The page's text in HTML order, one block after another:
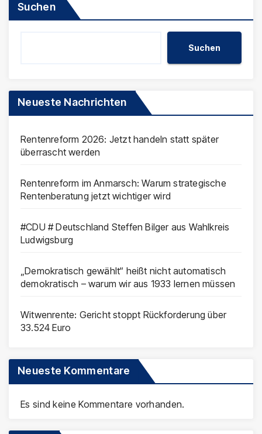
Suchen
Suchen
Neueste Nachrichten
Rentenreform 2026: Jetzt handeln statt später
überrascht werden
Rentenreform im Anmarsch: Warum strategische
Rentenberatung jetzt wichtiger wird
#CDU # Deutschland Steffen Bilger aus Wahlkreis
Ludwigsburg
„Demokratisch gewählt“ heißt nicht automatisch
demokratisch – warum wir aus 1933 lernen müssen
Witwenrente: Gericht stoppt Rückforderung über
33.524 Euro
Neueste Kommentare
Es sind keine Kommentare vorhanden.